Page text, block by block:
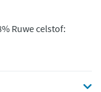
Ruwe celstof: